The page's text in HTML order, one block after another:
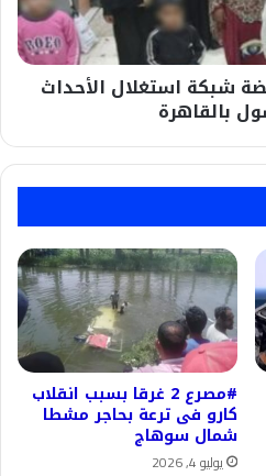
قبضة شبكة استغلال الأحداث
بالقاهرة
#مصرع 2 غرقا بسبب انقلاب
كارو فى ترعة بحاجر مشطا
شمال سوهاج
يوليو 4, 2026